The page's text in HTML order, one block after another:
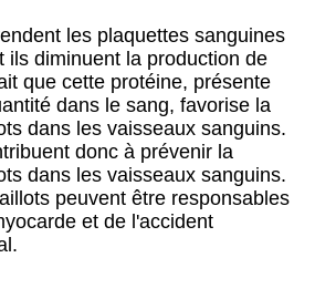
les plaquettes sanguines
ils diminuent la production de
que cette protéine, présente
dans le sang, favorise la
dans les vaisseaux sanguins.
donc à prévenir la
dans les vaisseaux sanguins.
peuvent être responsables
et de l'accident